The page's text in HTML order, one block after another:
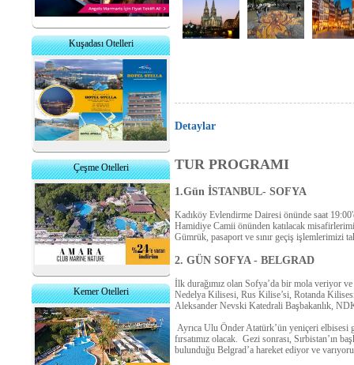
Kuşadası Otelleri
Çeşme Otelleri
Kemer Otelleri
Detaylar
TUR PROGRAMI
1.Gün İSTANBUL- SOFYA
Kadıköy Evlendirme Dairesi önünde saat
Hamidiye Camii önünden katılacak
Gümrük, pasaport ve sınır geçiş işlemlerimizi
2. GÜN SOFYA - BELGRAD
İlk durağımız olan Sofya’da bir mola veriyor
Nedelya Kilisesi, Rus Kilise’si, Rotanda
Aleksander Nevski Katedrali Başbakanlık,
Ayrıca Ulu Önder Atatürk’ün yeniçeri elbisesi
fırsatımız olacak. Gezi sonrası, Sırbistan’ın
bulunduğu Belgrad’a hareket ediyor ve